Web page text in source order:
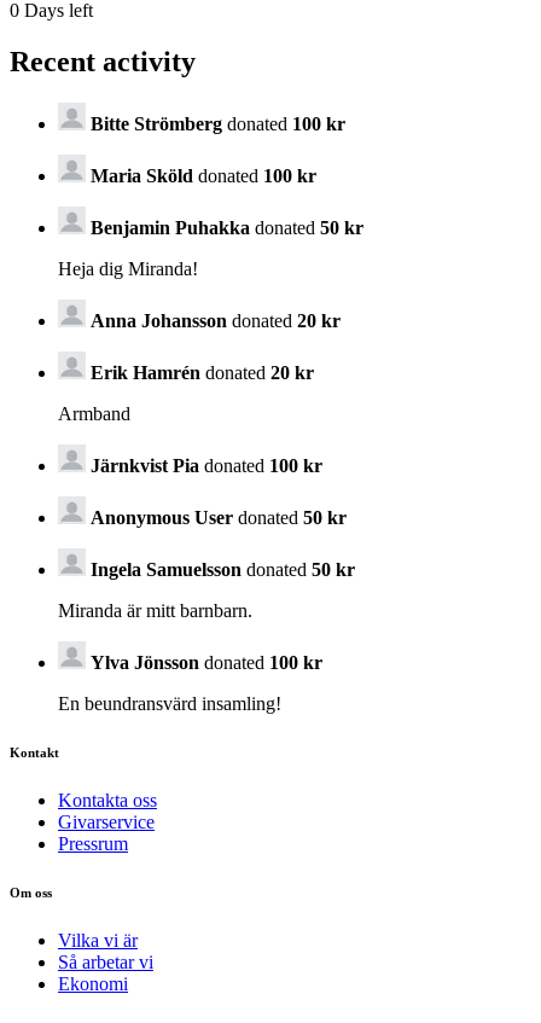
0 Days left
Recent activity
Bitte Strömberg donated 100 kr
Maria Sköld donated 100 kr
Benjamin Puhakka donated 50 kr
Heja dig Miranda!
Anna Johansson donated 20 kr
Erik Hamrén donated 20 kr
Armband
Järnkvist Pia donated 100 kr
Anonymous User donated 50 kr
Ingela Samuelsson donated 50 kr
Miranda är mitt barnbarn.
Ylva Jönsson donated 100 kr
En beundransvärd insamling!
Kontakt
Kontakta oss
Givarservice
Pressrum
Om oss
Vilka vi är
Så arbetar vi
Ekonomi